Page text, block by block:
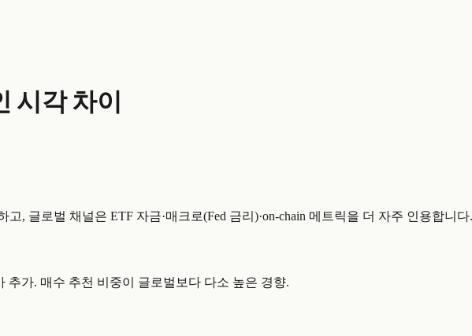
시각 차이
, 글로벌 채널은 ETF 자금·매크로(Fed 금리)·on-chain 메트릭을 더 자주 인용합니다.
추가. 매수 추천 비중이 글로벌보다 다소 높은 경향.